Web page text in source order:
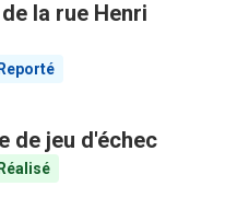
la rue Henri
Reporté
de jeu d'échec
Réalisé